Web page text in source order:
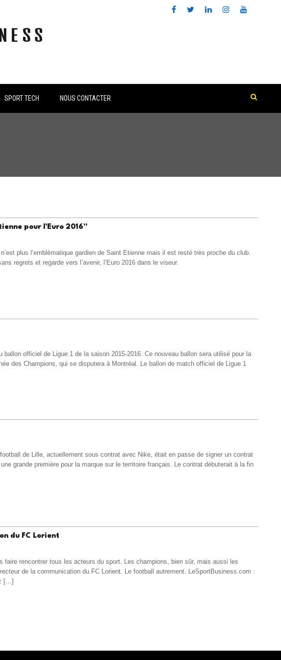
SPORT TECH NOUS CONTACTER
pour l’Euro 2016”
plus l’emblématique gardien de Saint Etienne mais il est resté très proche du club.
regrets et regarde vers l’avenir, l’Euro 2016 dans le viseur.
officiel de Ligue 1 de la saison 2015-2016. Ce nouveau ballon sera utilisé pour la
des Champions, qui se disputera à Montréal. Le ballon de match officiel de Ligue 1
de Lille, actuellement sous contrat avec Nike, était en passe de signer un contrat
grande première pour la marque sur le territoire français. Le contrat débuterait à la fin
du FC Lorient
rencontrer tous les acteurs du sport. Les champions, bien sûr, mais aussi les
de la communication du FC Lorient. Le football autrement. LeSportBusiness.com :
[…]